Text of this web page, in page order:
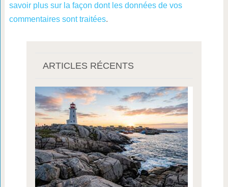
savoir plus sur la façon dont les données de vos
commentaires sont traitées.
ARTICLES RÉCENTS